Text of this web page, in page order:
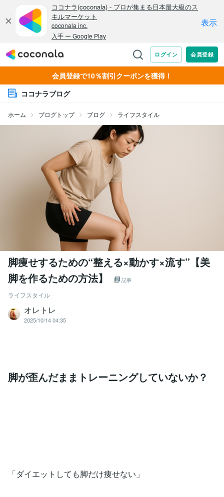
会員登録で10％割引クーポンを獲得！
ココナラブログ
ホーム ブログトップ ブログ ライフスタイル
脚痩せするための“整える×動かす×流す”【美
脚を作るための方法】
記事
ライフスタイル
オレトレ
2025/10/14 04:35
脚が歪んだままトレーニングしていないか？
「ダイエットしても脚だけ痩せない」